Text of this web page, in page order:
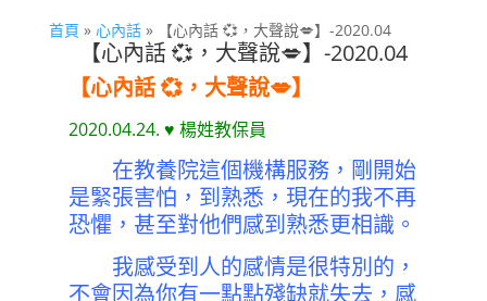
首頁 » 心內話» 【心內話 💞，大聲說💋】-2020.04
【心內話 💞，大聲說💋】-2020.04
【心內話 💞，大聲說💋】
2020.04.24. ♥ 楊姓教保員
在教養院這個機構服務，剛開始
是緊張害怕，到熟悉，現在的我不再
恐懼，甚至對他們感到熟悉更相識。
我感受到人的感情是很特別的，
不會因為你有一點點殘缺就失去，感